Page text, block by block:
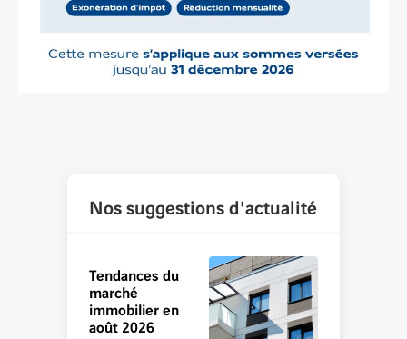
Nos suggestions d'actualité
Tendances du
marché
immobilier en
août 2026